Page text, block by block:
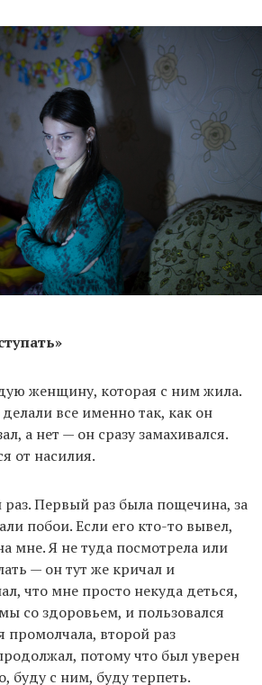
женщину, которая с ним жила.
все именно так, как он
а нет — он сразу замахивался.
от насилия.
Первый раз была пощечина, за
побои. Если его кто-то вывел,
мне. Я не туда посмотрела или
— он тут же кричал и
что мне просто некуда деться,
со здоровьем, и пользовался
промолчала, второй раз
потому что был уверен
буду с ним, буду терпеть.